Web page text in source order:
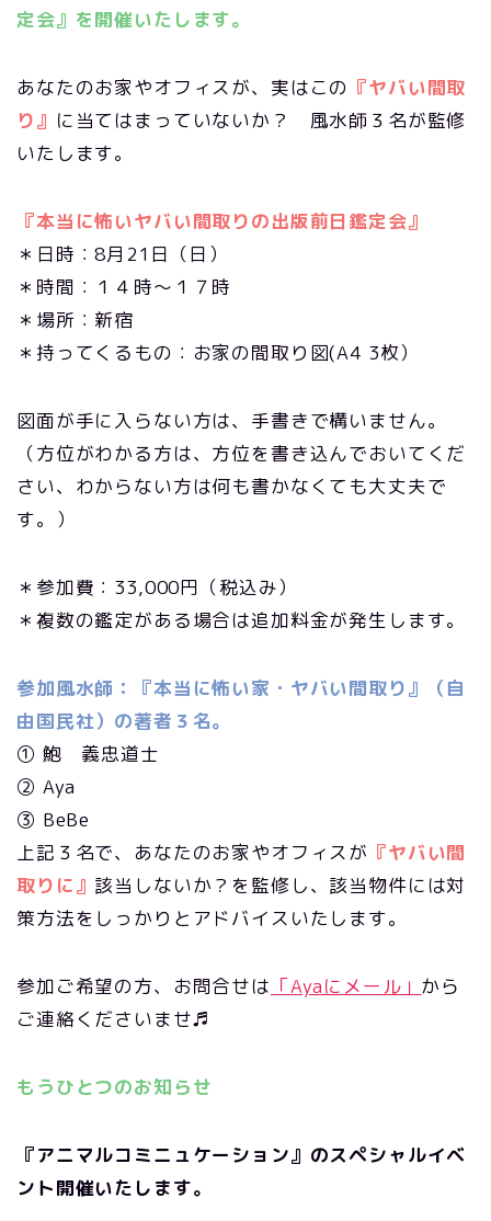
定会』を開催いたします。
あなたのお家やオフィスが、実はこの 『ヤバい間取
り』 に当てはまっていないか？ 風水師３名が監修
いたします。
『本当に怖いヤバい間取りの出版前日鑑定会』
＊日時：8月21日（日）
＊時間：１４時〜１７時
＊場所：新宿
＊持ってくるもの：お家の間取り図(A4 3枚）
図面が手に入らない方は、手書きで構いません。
（方位がわかる方は、方位を書き込んでおいてくだ
さい、わからない方は何も書かなくても大丈夫で
す。）
＊参加費：33,000円（税込み）
＊複数の鑑定がある場合は追加料金が発生します。
参加風水師：『本当に怖い家・ヤバい間取り』（自
由国民社）の著者３名。
① 鮑 義忠道士
② Aya
③ BeBe
上記３名で、あなたのお家やオフィスが 『ヤバい間
取りに』 該当しないか？を監修し、該当物件には対
策方法をしっかりとアドバイスいたします。
参加ご希望の方、お問合せは 「Ayaにメール」 から
ご連絡くださいませ♬
もうひとつのお知らせ
『アニマルコミニュケーション』のスペシャルイベ
ント開催いたします。